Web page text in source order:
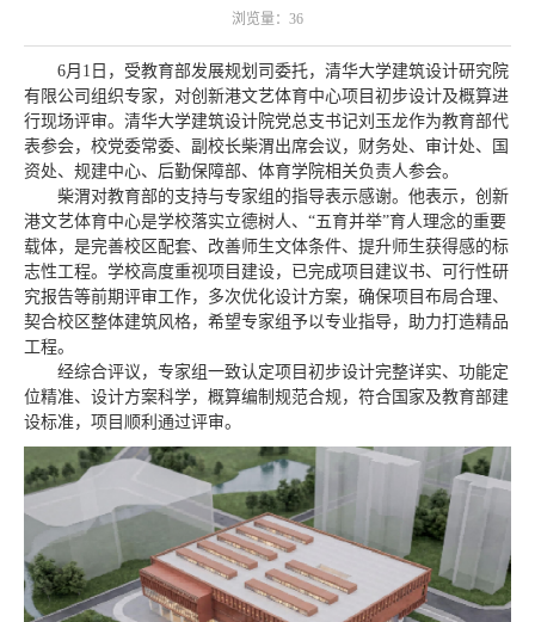
浏览量： 36
6月1日，受教育部发展规划司委托，清华大学建筑设计研究院
有限公司组织专家，对创新港文艺体育中心项目初步设计及概算进
行现场评审。清华大学建筑设计院党总支书记刘玉龙作为教育部代
表参会，校党委常委、副校长柴渭出席会议，财务处、审计处、国
资处、规建中心、后勤保障部、体育学院相关负责人参会。
柴渭对教育部的支持与专家组的指导表示感谢。他表示，创新
港文艺体育中心是学校落实立德树人、“五育并举”育人理念的重要
载体，是完善校区配套、改善师生文体条件、提升师生获得感的标
志性工程。学校高度重视项目建设，已完成项目建议书、可行性研
究报告等前期评审工作，多次优化设计方案，确保项目布局合理、
契合校区整体建筑风格，希望专家组予以专业指导，助力打造精品
工程。
经综合评议，专家组一致认定项目初步设计完整详实、功能定
位精准、设计方案科学，概算编制规范合规，符合国家及教育部建
设标准，项目顺利通过评审。